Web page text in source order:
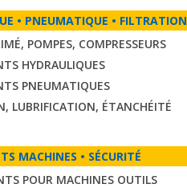
• PNEUMATIQUE • FILTRATION
POMPES, COMPRESSEURS
HYDRAULIQUES
PNEUMATIQUES
LUBRIFICATION, ÉTANCHÉITÉ
MACHINES • SÉCURITÉ
POUR MACHINES OUTILS